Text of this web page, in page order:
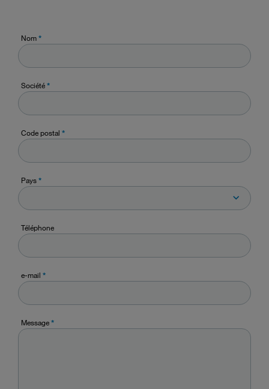
Nom*
Société*
Code postal *
Pays*
Téléphone
e-mail *
Message*